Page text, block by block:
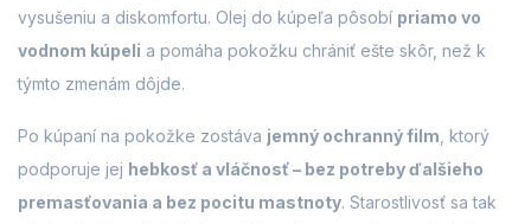
vysušeniu a diskomfortu. Olej do kúpeľa pôsobí priamo vo
vodnom kúpeli a pomáha pokožku chrániť ešte skôr, než k
týmto zmenám dôjde.
Po kúpaní na pokožke zostáva jemný ochranný film , ktorý
podporuje jej hebkosť a vláčnosť – bez potreby ďalšieho
premasťovania a bez pocitu mastnoty. Starostlivosť sa tak